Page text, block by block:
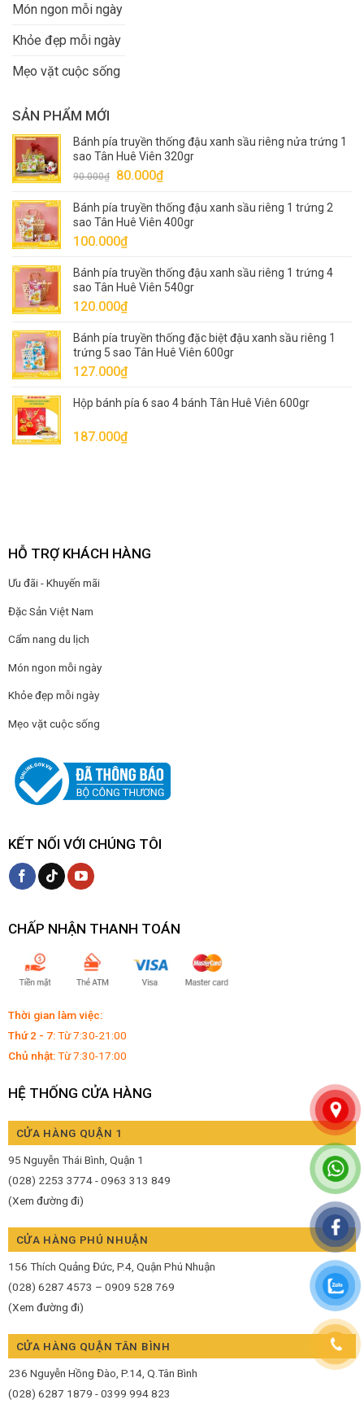
Món ngon mỗi ngày
Khỏe đẹp mỗi ngày
Mẹo vặt cuộc sống
SẢN PHẨM MỚI
Bánh pía truyền thống đậu xanh sầu riêng nửa trứng 1
sao Tân Huê Viên 320gr
90.000₫
Giá
là:
90.000₫.
80.000₫Giá
tại
là:
Bánh pía truyền thống đậu xanh sầu riêng 1 trứng 2
sao Tân Huê Viên 400gr
100.000₫
Bánh pía truyền thống đậu xanh sầu riêng 1 trứng 4
sao Tân Huê Viên 540gr
120.000₫
Bánh pía truyền thống đặc biệt đậu xanh sầu riêng 1
trứng 5 sao Tân Huê Viên 600gr
127.000₫
Hộp bánh pía 6 sao 4 bánh Tân Huê Viên 600gr
187.000₫
HỖ TRỢ KHÁCH HÀNG
Ưu đãi - Khuyến mãi
Đặc Sản Việt Nam
Cẩm nang du lịch
Món ngon mỗi ngày
Khỏe đẹp mỗi ngày
Mẹo vặt cuộc sống
KẾT NỐI VỚI CHÚNG TÔI
CHẤP NHẬN THANH TOÁN
Thời gian làm việc:
Thứ 2 - 7:Từ 7:30-21:00
Chủ nhật:Từ 7:30-17:00
HỆ THỐNG CỬA HÀNG
CỬA HÀNG QUẬN 1
95 Nguyễn Thái Bình, Quận 1
(028) 2253 3774 - 0963 313 849
(Xem đường đi)
CỬA HÀNG PHÚ NHUẬN
156 Thích Quảng Đức, P.4, Quận Phú Nhuận
(028) 6287 4573 – 0909 528 769
(Xem đường đi)
CỬA HÀNG QUẬN TÂN BÌNH
236 Nguyễn Hồng Đào, P.14, Q.Tân Bình
(028) 6287 1879 - 0399 994 823